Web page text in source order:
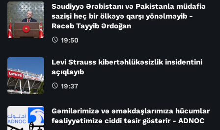
Səudiyyə Ərəbistanı və Pakistanla müdafiə
sazişi heç bir ölkəyə qarşı yönəlməyib -
Rəcəb Tayyib Ərdoğan
19:50
Levi Strauss kibertəhlükəsizlik insidentini
açıqlayıb
19:37
Gəmilərimizə və əməkdaşlarımıza hücumlar
fəaliyyətimizə ciddi təsir göstərir - ADNOC